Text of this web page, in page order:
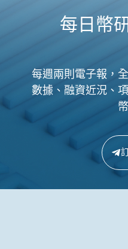
每日幣
每週兩則電子報，
數據、融資近況、